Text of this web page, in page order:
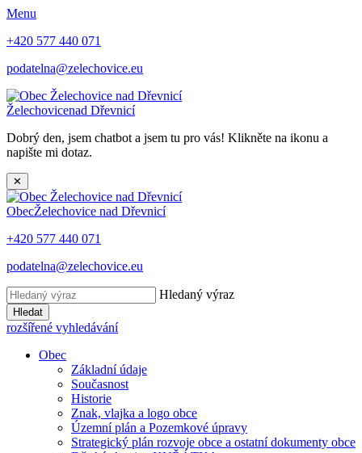
Menu
+420 577 440 071
podatelna@zelechovice.eu
Želechovicenad Dřevnicí
Dobrý den, jsem chatbot a jsem tu pro vás! Klikněte na ikonu a
napište mi dotaz.
✕
ObecŽelechovice nad Dřevnicí
+420 577 440 071
podatelna@zelechovice.eu
Hledaný výraz
Hledat
rozšířené vyhledávání
Obec
Základní údaje
Současnost
Historie
Znak, vlajka a logo obce
Územní plán a Pozemkové úpravy
Strategický plán rozvoje obce a ostatní dokumenty obce